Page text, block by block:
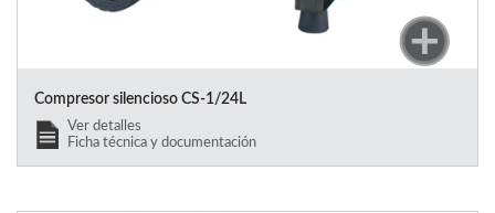
Compresor silencioso CS-1/24L
Ver detalles
Ficha técnica y documentación